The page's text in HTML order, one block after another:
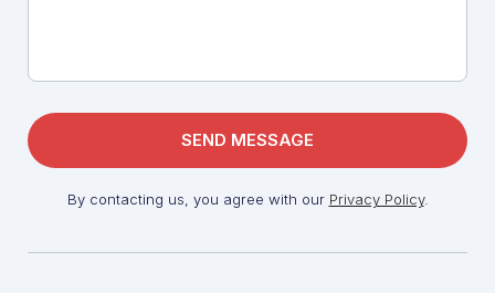
By contacting us, you agree with our Privacy Policy.